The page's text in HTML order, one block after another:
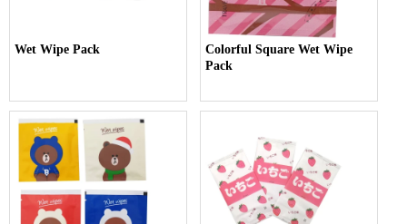
Wet Wipe Pack
Colorful Square Wet Wipe
Pack